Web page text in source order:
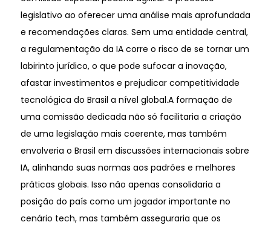
legislativo ao oferecer uma análise mais aprofundada
e recomendações claras. Sem uma entidade central,
a regulamentação da IA corre o risco de se tornar um
labirinto jurídico, o que pode sufocar a inovação,
afastar investimentos e prejudicar competitividade
tecnológica do Brasil a nível global.A formação de
uma comissão dedicada não só facilitaria a criação
de uma legislação mais coerente, mas também
envolveria o Brasil em discussões internacionais sobre
IA, alinhando suas normas aos padrões e melhores
práticas globais. Isso não apenas consolidaria a
posição do país como um jogador importante no
cenário tech, mas também asseguraria que os